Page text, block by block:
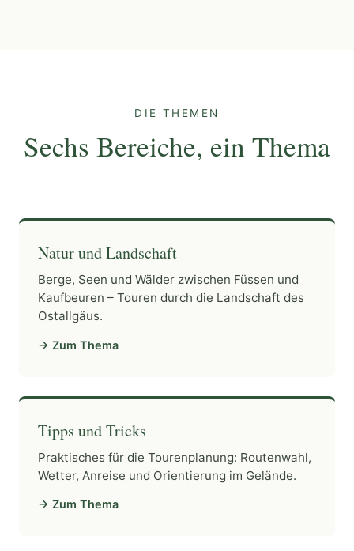
DIE THEMEN
Sechs Bereiche, ein Thema
Natur und Landschaft
Berge, Seen und Wälder zwischen Füssen und
Kaufbeuren – Touren durch die Landschaft des
Ostallgäus.
→ Zum Thema
Tipps und Tricks
Praktisches für die Tourenplanung: Routenwahl,
Wetter, Anreise und Orientierung im Gelände.
→ Zum Thema